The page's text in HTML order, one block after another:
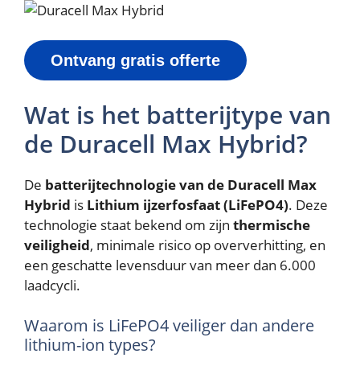
Ontvang gratis offerte
Wat is het batterijtype van
de Duracell Max Hybrid?
De batterijtechnologie van de Duracell Max
Hybrid is Lithium ijzerfosfaat (LiFePO4). Deze
technologie staat bekend om zijn thermische
veiligheid, minimale risico op oververhitting, en
een geschatte levensduur van meer dan 6.000
laadcycli.
Waarom is LiFePO4 veiliger dan andere
lithium-ion types?